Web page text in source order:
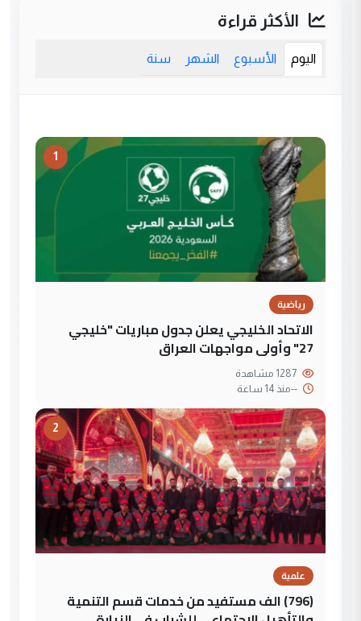
الأكثر قراءة
اليوم الأسبوع الشهر سنة
1
رياضية
الاتحاد الخليجي يعلن جدول مباريات "خليجي
27" وأولى مواجهات العراق
--منذ 14 ساعة
2
علمية
(796) الف مستفيد من خدمات قسم التنمية